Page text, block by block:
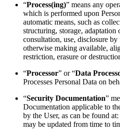
“Process(ing)” means any
which is performed upon
automatic means, such as
structuring, storage, adaptation
consultation, use, disclosure
otherwise making available,
restriction, erasure or
“Processor” or “Data
Processes Personal Data on
“Security Documentation”
Documentation applicable to
by the User, as can be found at:
may be updated from time to